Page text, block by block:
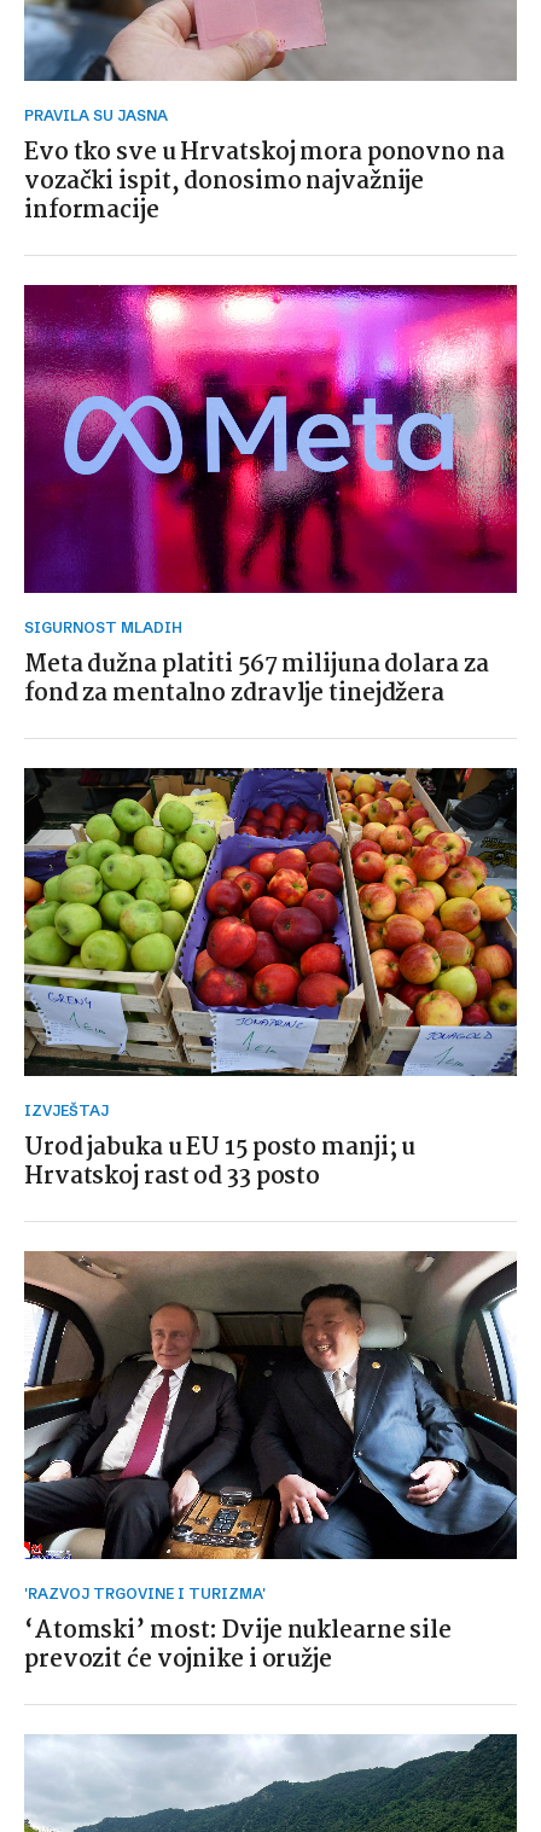
PRAVILA SU JASNA
Evo tko sve u Hrvatskoj mora ponovno na
vozački ispit, donosimo najvažnije
informacije
SIGURNOST MLADIH
Meta dužna platiti 567 milijuna dolara za
fond za mentalno zdravlje tinejdžera
IZVJEŠTAJ
Urod jabuka u EU 15 posto manji; u
Hrvatskoj rast od 33 posto
'RAZVOJ TRGOVINE I TURIZMA'
‘Atomski’ most: Dvije nuklearne sile
prevozit će vojnike i oružje